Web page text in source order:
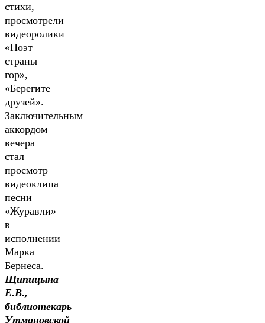
стихи,
просмотрели
видеоролики
«Поэт
страны
гор»,
«Берегите
друзей».
Заключительным
аккордом
вечера
стал
просмотр
видеоклипа
песни
«Журавли»
в
исполнении
Марка
Бернеса.
Щипицына
Е.В.,
библиотекарь
Утмановской